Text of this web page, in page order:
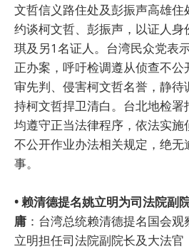
文哲信义路住处及彭振声高雄
约谈柯文哲、彭振声，以证人
琪及另1名证人。台湾民众党表
正办案，呼吁检调遵从侦查不
审先判、侵害柯文哲名誉，静
持柯文哲捍卫清白。台北地检署
均遵守正当法律程序，依法实
不公开作业办法相关规定，绝
事。
• 赖清德提名姚立明为司法院副
庸 ：台湾总统赖清德提名国会
立明担任司法院副院长及大法官